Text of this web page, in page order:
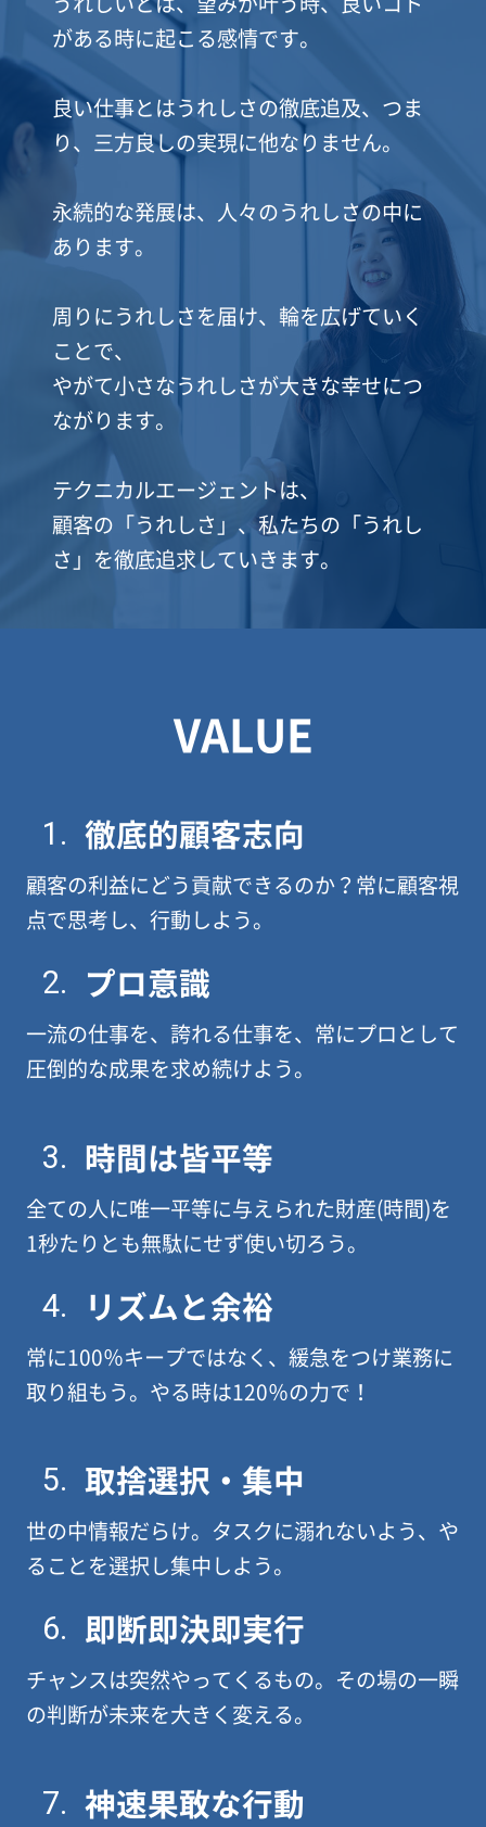
がある時に起こる感情です。
良い仕事とはうれしさの徹底追及、つま
り、三方良しの実現に他なりません。
永続的な発展は、人々のうれしさの中に
あります。
周りにうれしさを届け、輪を広げていく
ことで、
やがて小さなうれしさが大きな幸せにつ
ながります。
テクニカルエージェントは、
顧客の「うれしさ」、私たちの「うれし
さ」を徹底追求していきます。
VALUE
1. 徹底的顧客志向
顧客の利益にどう貢献できるのか？常に顧客視
点で思考し、行動しよう。
2. プロ意識
一流の仕事を、誇れる仕事を、常にプロとして
圧倒的な成果を求め続けよう。
3. 時間は皆平等
全ての人に唯一平等に与えられた財産(時間)を
1秒たりとも無駄にせず使い切ろう。
4. リズムと余裕
常に100％キープではなく、緩急をつけ業務に
取り組もう。やる時は120％の力で！
5. 取捨選択・集中
世の中情報だらけ。タスクに溺れないよう、や
ることを選択し集中しよう。
6. 即断即決即実行
チャンスは突然やってくるもの。その場の一瞬
の判断が未来を大きく変える。
7. 神速果敢な行動